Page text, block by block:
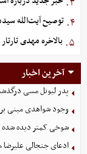
۴. توصیح آیت‌الله
۵. بالاخره مهدی
آخرین اخبار
پدر لیونل مسی
وجود شواهدی مبنی بر
شوخی کمتر دیده شده
ادعای جنجالی علیرضا